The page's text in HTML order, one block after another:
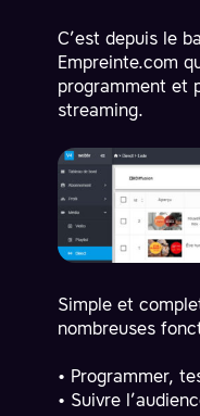
C’est depuis le
Empreinte.com
programment et
streaming.
Simple et
nombreuses
• Programmer,
• Suivre